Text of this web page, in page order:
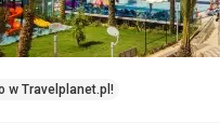
w Travelplanet.pl!